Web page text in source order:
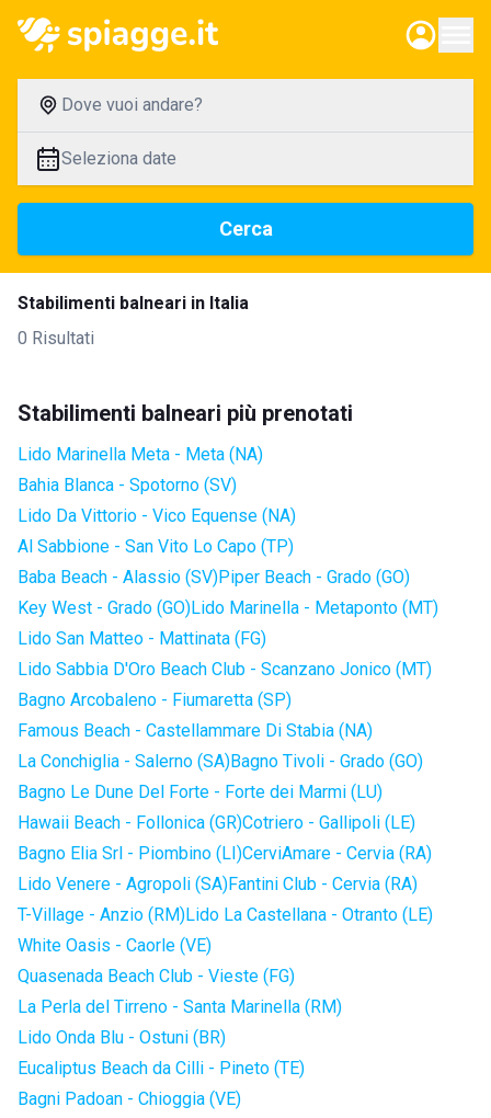
Dove vuoi andare?
Seleziona date
Cerca
Stabilimenti balneari in Italia
0 Risultati
Stabilimenti balneari più prenotati
Lido Marinella Meta - Meta (NA)
Bahia Blanca - Spotorno (SV)
Lido Da Vittorio - Vico Equense (NA)
Al Sabbione - San Vito Lo Capo (TP)
Baba Beach - Alassio (SV)Piper Beach - Grado (GO)
Key West - Grado (GO)Lido Marinella - Metaponto (MT)
Lido San Matteo - Mattinata (FG)
Lido Sabbia D'Oro Beach Club - Scanzano Jonico (MT)
Bagno Arcobaleno - Fiumaretta (SP)
Famous Beach - Castellammare Di Stabia (NA)
La Conchiglia - Salerno (SA)Bagno Tivoli - Grado (GO)
Bagno Le Dune Del Forte - Forte dei Marmi (LU)
Hawaii Beach - Follonica (GR)Cotriero - Gallipoli (LE)
Bagno Elia Srl - Piombino (LI)CerviAmare - Cervia (RA)
Lido Venere - Agropoli (SA)Fantini Club - Cervia (RA)
T-Village - Anzio (RM)Lido La Castellana - Otranto (LE)
White Oasis - Caorle (VE)
Quasenada Beach Club - Vieste (FG)
La Perla del Tirreno - Santa Marinella (RM)
Lido Onda Blu - Ostuni (BR)
Eucaliptus Beach da Cilli - Pineto (TE)
Bagni Padoan - Chioggia (VE)